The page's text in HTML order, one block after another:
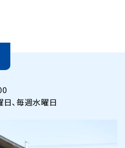
日、毎週水曜日